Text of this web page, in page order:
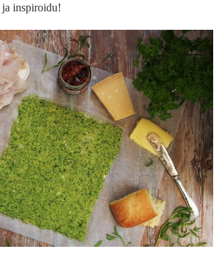
ja inspiroidu!